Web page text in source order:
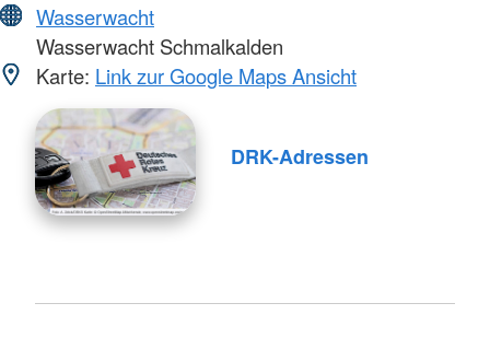
Wasserwacht
Wasserwacht Schmalkalden
Karte: Link zur Google Maps Ansicht
DRK-Adressen